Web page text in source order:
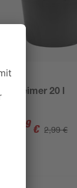
Baueimer 20 l
49 € 2,99 €